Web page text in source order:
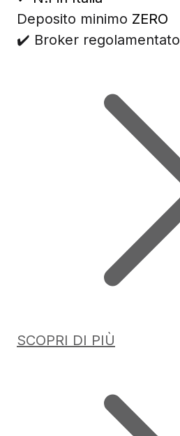
Deposito minimo ZERO
✔️ Broker regolamentato
SCOPRI DI PIÙ